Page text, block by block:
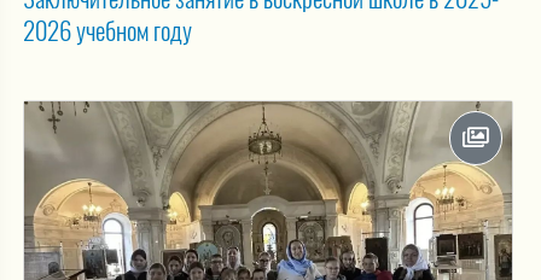
2026 учебном году